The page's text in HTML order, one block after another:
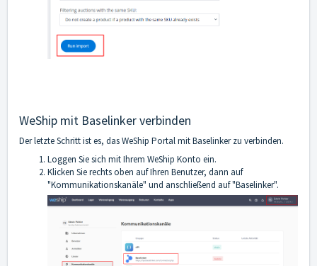
WeShip mit Baselinker verbinden
Der letzte Schritt ist es, das WeShip Portal mit Baselinker zu verbinden.
Loggen Sie sich mit Ihrem WeShip Konto ein.
Klicken Sie rechts oben auf Ihren Benutzer, dann auf
"Kommunikationskanäle" und anschließend auf "Baselinker".